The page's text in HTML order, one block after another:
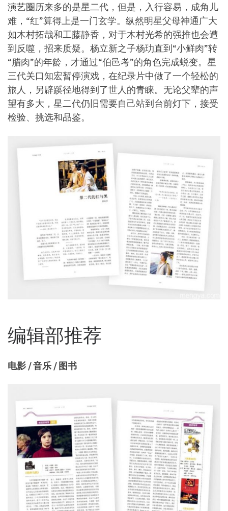
演艺圈历来多的是星二代，但是，入行容易，成角儿
难，“红”算得上是一门玄学。纵然明星父母神通广大
如木村拓哉和工藤静香，对于木村光希的强推也会遭
到反噬，招来质疑。杨立新之子杨玏直到“小鲜肉”转
“腊肉”的年龄，才通过“伯邑考”的角色完成蜕变。星
三代关口知宏暂停演戏，在纪录片中做了一个轻松的
旅人，另辟蹊径地得到了世人的青睐。无论父辈的声
望有多大，星二代仍旧需要自己站到台前灯下，接受
检验、挑选和品鉴。
编辑部推荐
电影 / 音乐 / 图书